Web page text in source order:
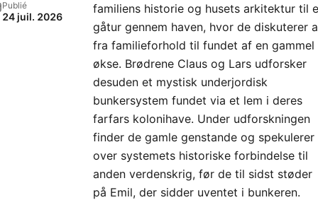
Publié
24 juil. 2026
familiens historie og husets arkitektur til
gåtur gennem haven, hvor de diskuterer
fra familieforhold til fundet af en gammel
økse. Brødrene Claus og Lars udforsker
desuden et mystisk underjordisk
bunkersystem fundet via et lem i deres
farfars kolonihave. Under udforskningen
finder de gamle genstande og spekulerer
over systemets historiske forbindelse til
anden verdenskrig, før de til sidst støder
på Emil, der sidder uventet i bunkeren.